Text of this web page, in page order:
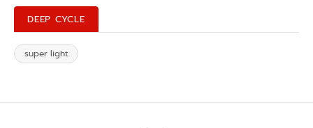
DEEP CYCLE
super light